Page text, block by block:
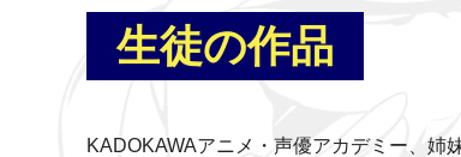
生徒の作品
KADOKAWAアニメ・声優アカデミー、姉